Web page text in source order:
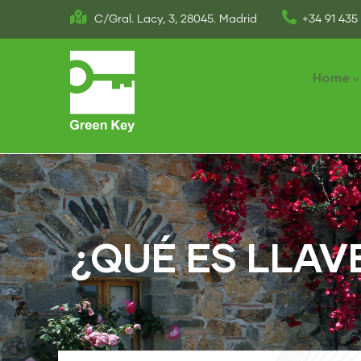
to
C/Gral. Lacy, 3, 28045. Madrid +34 91 435
Home
¿QUÉ ES